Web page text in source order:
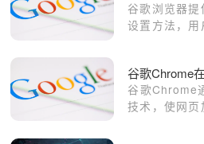
谷歌浏览器
设置方法，
谷歌Chrome
技术，使网页